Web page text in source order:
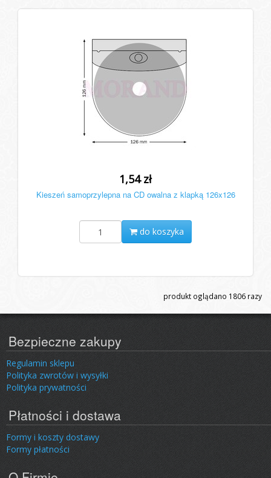
1,54 zł
Kieszeń samoprzylepna na CD owalna z klapką 126x126
do koszyka
produkt oglądano 1806 razy
Bezpieczne zakupy
Regulamin sklepu
Polityka zwrotów i wysyłki
Polityka prywatności
Płatności i dostawa
Formy i koszty dostawy
Formy płatności